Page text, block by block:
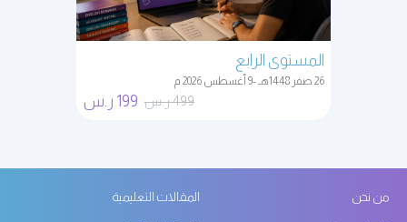
المستوى الرابع
26 صفر 1448هـ -9 أغسطس 2026 م
499 ر.س 199 ر.س
من نحن المقالات التعليمية